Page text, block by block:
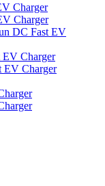
Charger
Charger
DC Fast EV
EV Charger
EV Charger